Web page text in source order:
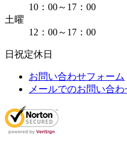
10：00～17：00
土曜
12：00～17：00
日祝定休日
お問い合わせフォーム
メールでのお問い合わ